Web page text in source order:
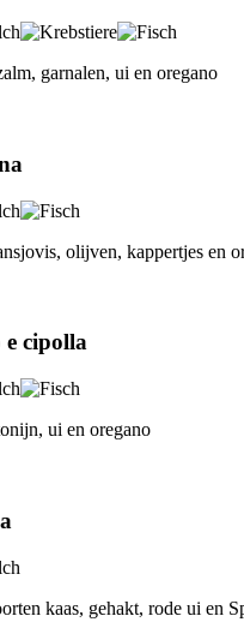
garnalen, ui en oregano
olijven, kappertjes en
e cipolla
ui en oregano
kaas, gehakt, rode ui en